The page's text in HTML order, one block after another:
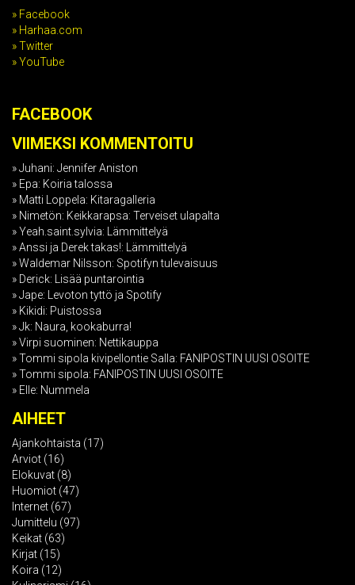
Facebook
Harhaa.com
Twitter
YouTube
FACEBOOK
VIIMEKSI KOMMENTOITU
Juhani: Jennifer Aniston
Epa: Koiria talossa
Matti Loppela: Kitaragalleria
Nimetön: Keikkarapsa: Terveiset ulapalta
Yeah.saint.sylvia:
Lämmittelyä
Anssi ja Derek takas!:
Lämmittelyä
Waldemar Nilsson: Spotifyn tulevaisuus
Derick:
Lisää puntarointia
Jape:
Levoton tyttö ja Spotify
Kikidi: Puistossa
Jk: Naura, kookaburra!
Virpi suominen: Nettikauppa
Tommi sipola kivipellontie Salla: FANIPOSTIN UUSI OSOITE
Tommi sipola: FANIPOSTIN UUSI OSOITE
Elle: Nummela
AIHEET
Ajankohtaista (17)
Arviot (16)
Elokuvat (8)
Huomiot (47)
Internet (67)
Jumittelu (97)
Keikat (63)
Kirjat (15)
Koira (12)